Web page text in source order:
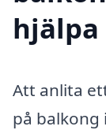
Att anlita
på